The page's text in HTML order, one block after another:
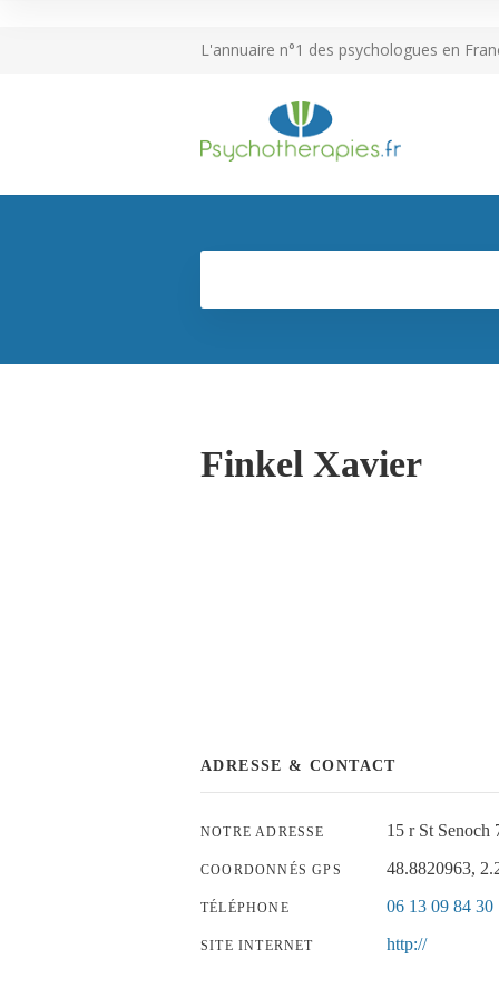
L'annuaire n°1 des psychologues en
Finkel Xavier
ADRESSE & CONTACT
NOTRE ADRESSE 15 r St Senoch
COORDONNÉS GPS 48.8820963,
TÉLÉPHONE 06 13 09 84 30
SITE INTERNET http://